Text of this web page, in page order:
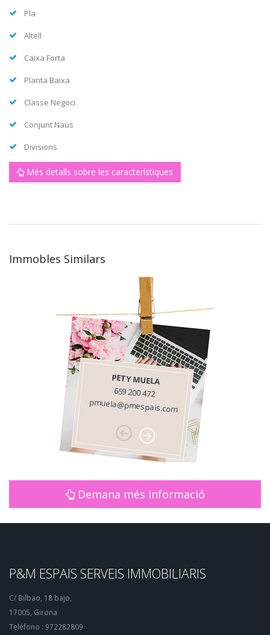
Pla
Altell
Caixa Forta
Planta Baixa
Classe Negoci
Conjunt Naus
Divisions
Més detalls sobre les característiques
Immobles Similars
PETY MUELA
659 200 472
pmuela@pmespais.com
Demana més informació
P&M ESPAIS SERVEIS IMMOBILIARIS
C/ Bilbao, 18 bajo,
17005, Girona
Teléfono : 972282809